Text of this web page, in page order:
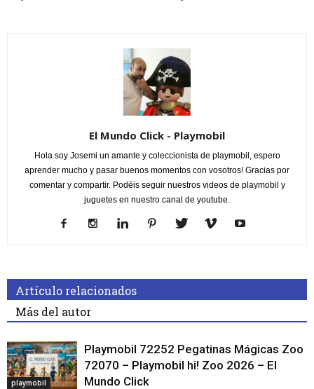
El Mundo Click - Playmobil
Hola soy Josemi un amante y coleccionista de playmobil, espero
aprender mucho y pasar buenos momentos con vosotros! Gracias por
comentar y compartir. Podéis seguir nuestros videos de playmobil y
juguetes en nuestro canal de youtube.
Artículo relacionados
Más del autor
playmobil
Playmobil 72252 Pegatinas Mágicas Zoo
72070 – Playmobil hi! Zoo 2026 – El
Mundo Click